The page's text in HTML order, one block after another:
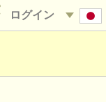
ログイン